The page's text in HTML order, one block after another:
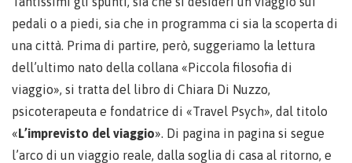
pedali o a piedi, sia che in programma ci sia la scoperta di
una città. Prima di partire, però, suggeriamo la lettura
dell’ultimo nato della collana «Piccola filosofia di
viaggio», si tratta del libro di Chiara Di Nuzzo,
psicoterapeuta e fondatrice di «Travel Psych», dal titolo
«L’imprevisto del viaggio». Di pagina in pagina si segue
l’arco di un viaggio reale, dalla soglia di casa al ritorno, e